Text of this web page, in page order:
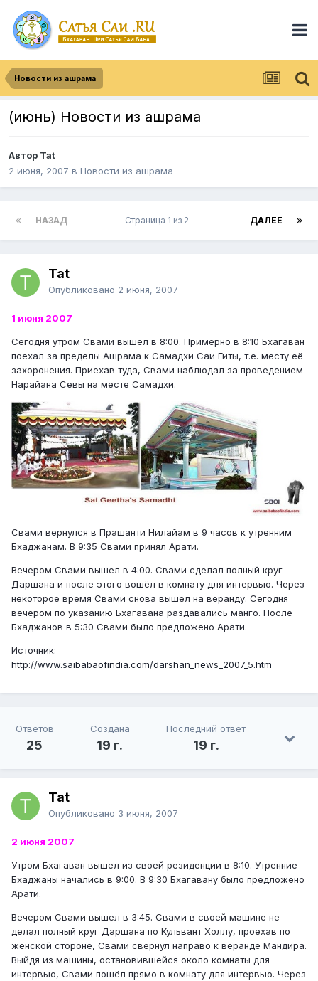
Новости из ашрама
(июнь) Новости из ашрама
Автор Tat
2 июня, 2007 в Новости из ашрама
НАЗАД ДАЛЕЕ
Страница 1 из 2
Tat
Опубликовано 2 июня, 2007
1 июня 2007
Сегодня утром Свами вышел в 8:00. Примерно в 8:10 Бхагаван
поехал за пределы Ашрама к Самадхи Саи Гиты, т.е. месту её
захоронения. Приехав туда, Свами наблюдал за проведением
Нарайана Севы на месте Самадхи.
Свами вернулся в Прашанти Нилайам в 9 часов к утренним
Бхаджанам. В 9:35 Свами принял Арати.
Вечером Свами вышел в 4:00. Свами сделал полный круг
Даршана и после этого вошёл в комнату для интервью. Через
некоторое время Свами снова вышел на веранду. Сегодня
вечером по указанию Бхагавана раздавались манго. После
Бхаджанов в 5:30 Свами было предложено Арати.
Источник:
http://www.saibabaofindia.com/darshan_news_2007_5.htm
Ответов
25
Создана
19 г.
Последний ответ
19 г.
Tat
Опубликовано 3 июня, 2007
2 июня 2007
Утром Бхагаван вышел из своей резиденции в 8:10. Утренние
Бхаджаны начались в 9:00. В 9:30 Бхагавану было предложено
Арати.
Вечером Свами вышел в 3:45. Свами в своей машине не
делал полный круг Даршана по Кульвант Холлу, проехав по
женской стороне, Свами свернул направо к веранде Мандира.
Выйдя из машины, остановившейся около комнаты для
интервью, Свами пошёл прямо в комнату для интервью. Через